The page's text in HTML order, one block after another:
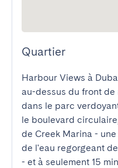
Quartier
Harbour Views à
au-dessus du front de
dans le parc
le boulevard
de Creek Marina -
de l'eau regorgeant
- et à seulement 15